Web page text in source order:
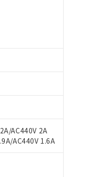
AC440V 2A
AC440V 1.6A
なる商品もあることを
点での社内データに基
は異なる場合があるこ
お客様担当のオムロン
が提供可能な商品です。
り替える予定のある商
で、対応品を出す予定
査中または確認中の商
判明した場合などやむ
チルベンジル（BBP）
確認しています。
とを示します。
とを示します。
ポリ臭化ジフェニルエーテル
出許可(または役務取
法に輸出されないよう
またはその他武器並び